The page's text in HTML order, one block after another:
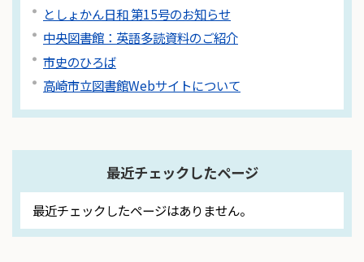
としょかん日和 第15号のお知らせ
中央図書館：英語多読資料のご紹介
市史のひろば
高崎市立図書館Webサイトについて
最近チェックしたページ
最近チェックしたページはありません。